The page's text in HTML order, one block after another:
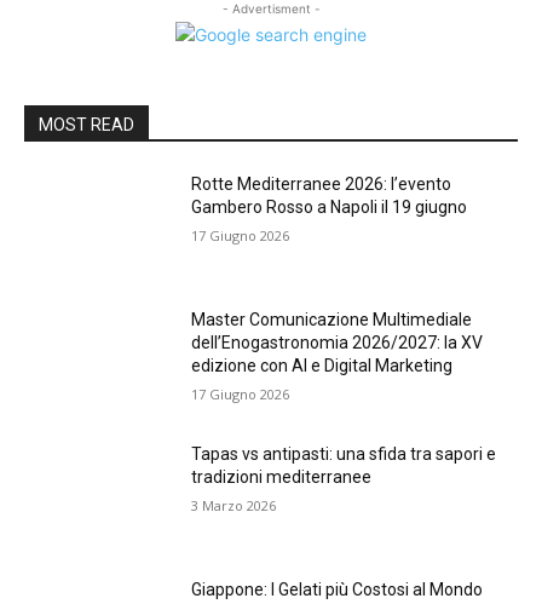
- Advertisment -
MOST READ
Rotte Mediterranee 2026: l’evento
Gambero Rosso a Napoli il 19 giugno
17 Giugno 2026
Master Comunicazione Multimediale
dell’Enogastronomia 2026/2027: la XV
edizione con AI e Digital Marketing
17 Giugno 2026
Tapas vs antipasti: una sfida tra sapori e
tradizioni mediterranee
3 Marzo 2026
Giappone: I Gelati più Costosi al Mondo